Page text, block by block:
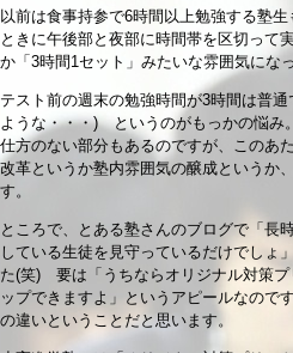
以前は食事持参で6時間以上勉強する塾
ときに午後部と夜部に時間帯を区切って
か「3時間1セット」みたいな雰囲気にな
テスト前の週末の勉強時間が3時間は普
ような・・・) というのがもっかの悩み
仕方のない部分もあるのですが、このあ
改革というか塾内雰囲気の醸成というか
す。
ところで、とある塾さんのブログで「長
している生徒を見守っているだけでしょ
た(笑) 要は「うちならオリジナル対策プ
ップできますよ」というアピールなので
の違いということだと思います。